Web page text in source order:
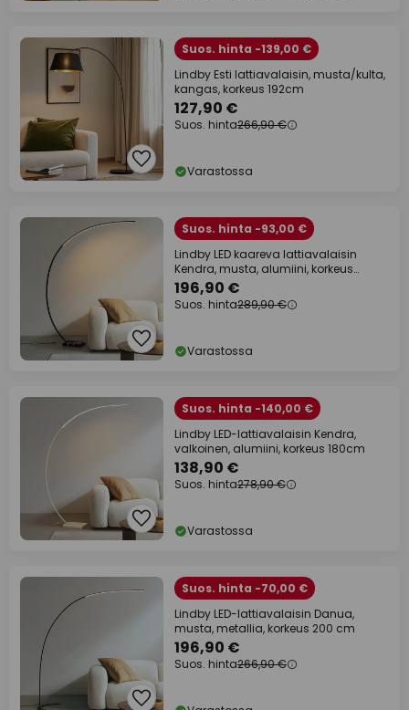
Suos. hinta -139,00 €
Lindby Esti lattiavalaisin, musta/kulta,
kangas, korkeus 192cm
127,90 €
Suos. hinta266,90 €
Varastossa
Suos. hinta -93,00 €
Lindby LED kaareva lattiavalaisin
Kendra, musta, alumiini, korkeus
180cm
196,90 €
Suos. hinta289,90 €
Varastossa
Suos. hinta -140,00 €
Lindby LED-lattiavalaisin Kendra,
valkoinen, alumiini, korkeus 180cm
138,90 €
Suos. hinta278,90 €
Varastossa
Suos. hinta -70,00 €
Lindby LED-lattiavalaisin Danua,
musta, metallia, korkeus 200 cm
196,90 €
Suos. hinta266,90 €